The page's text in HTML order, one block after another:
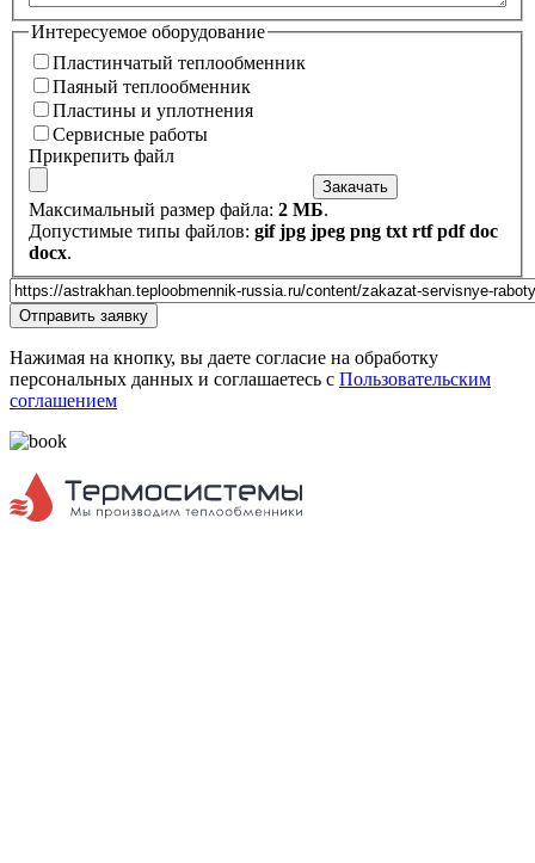
Сообщение
Интересуемое оборудование
Пластинчатый теплообменник
Пластинчатый теплообменник
Паяный теплообменник
Паяный теплообменник
Пластины и уплотнения
Пластины и уплотнения
Сервисные работы
Сервисные работы
Прикрепить файл
Закачать
Максимальный размер файла: 2 МБ.
Допустимые типы файлов: gif jpg jpeg png txt rtf pdf doc
docx.
Url страницы
Website
URL
Отправить заявку
Нажимая на кнопку, вы даете согласие на обработку
персональных данных и соглашаетесь с Пользовательским
соглашением